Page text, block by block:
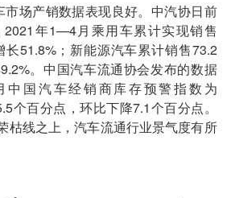
场产销数据表现良好。中汽协日前
年1—4月乘用车累计实现销售
长51.8%；新能源汽车累计销售73.2
。中国汽车流通协会发布的数据
中国汽车经销商库存预警指数为
个百分点，环比下降7.1个百分点。
枯线之上，汽车流通行业景气度有所